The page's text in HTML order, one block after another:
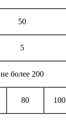
50
5
не более 200
80 100